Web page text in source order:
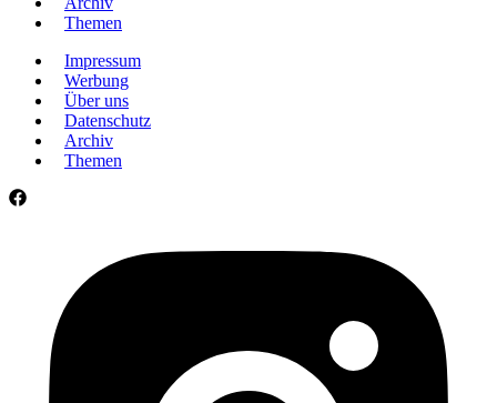
Themen
Impressum
Werbung
Über uns
Datenschutz
Archiv
Themen